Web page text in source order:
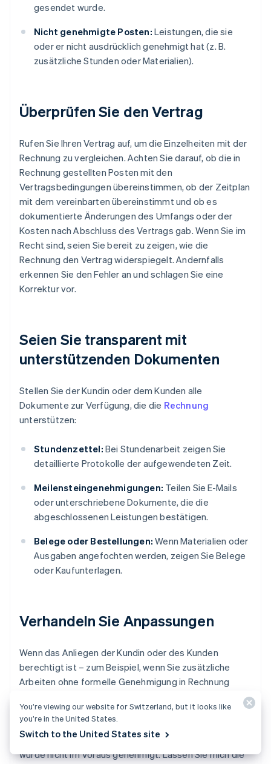
gesendet wurde.
Nicht genehmigte Posten: Leistungen, die sie
oder er nicht ausdrücklich genehmigt hat (z. B.
zusätzliche Stunden oder Materialien).
Überprüfen Sie den Vertrag
Rufen Sie Ihren Vertrag auf, um die Einzelheiten mit der
Rechnung zu vergleichen. Achten Sie darauf, ob die in
Rechnung gestellten Posten mit den
Vertragsbedingungen übereinstimmen, ob der Zeitplan
mit dem vereinbarten übereinstimmt und ob es
dokumentierte Änderungen des Umfangs oder der
Kosten nach Abschluss des Vertrags gab. Wenn Sie im
Recht sind, seien Sie bereit zu zeigen, wie die
Rechnung den Vertrag widerspiegelt. Andernfalls
erkennen Sie den Fehler an und schlagen Sie eine
Korrektur vor.
Seien Sie transparent mit
unterstützenden Dokumenten
Stellen Sie der Kundin oder dem Kunden alle
Dokumente zur Verfügung, die die Rechnung
unterstützen:
Stundenzettel: Bei Stundenarbeit zeigen Sie
detaillierte Protokolle der aufgewendeten Zeit.
Meilensteingenehmigungen: Teilen Sie E-Mails
oder unterschriebene Dokumente, die die
abgeschlossenen Leistungen bestätigen.
Belege oder Bestellungen: Wenn Materialien oder
Ausgaben angefochten werden, zeigen Sie Belege
oder Kaufunterlagen.
Verhandeln Sie Anpassungen
Wenn das Anliegen der Kundin oder des Kunden
berechtigt ist – zum Beispiel, wenn Sie zusätzliche
Arbeiten ohne formelle Genehmigung in Rechnung
Rechnung anzupassen oder eine Gutschrift für
zukünftige Arbeiten zu gewähren. Zum Beispiel
könnten Sie sagen: „Sie haben recht. Dieser Posten
wurde nicht im Voraus genehmigt. Lassen Sie mich die
You’re viewing our website for Switzerland, but it looks like
you’re in the United States.
Switch to the United States site